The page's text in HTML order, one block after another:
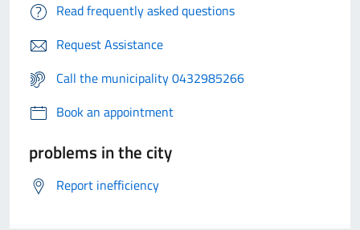
Read frequently asked questions
Request Assistance
Call the municipality 0432985266
Book an appointment
problems in the city
Report inefficiency